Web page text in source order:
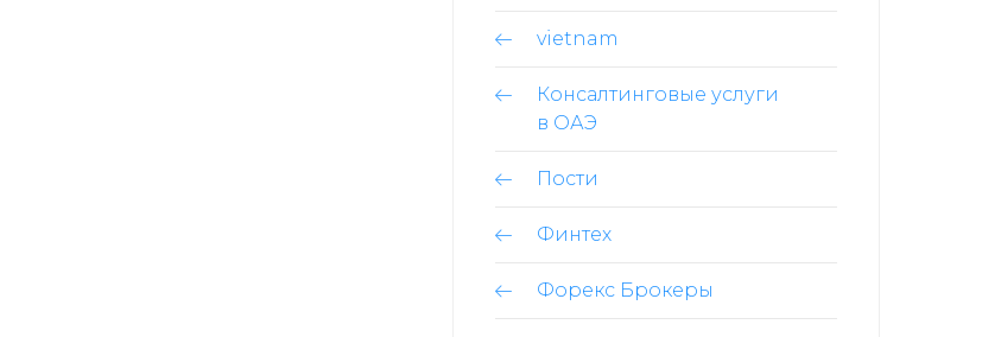
vietnam
Консалтинговые услуги
в ОАЭ
Пости
Финтех
Форекс Брокеры